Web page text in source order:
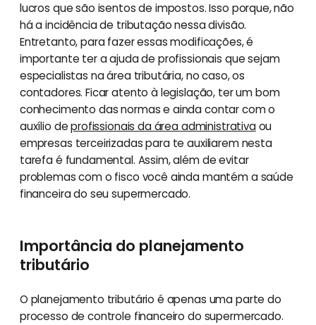
lucros que são isentos de impostos. Isso porque, não
há a incidência de tributação nessa divisão.
Entretanto, para fazer essas modificações, é
importante ter a ajuda de profissionais que sejam
especialistas na área tributária, no caso, os
contadores. Ficar atento à legislação, ter um bom
conhecimento das normas e ainda contar com o
auxílio deprofissionais da área administrativaou
empresas terceirizadas para te auxiliarem nesta
tarefa é fundamental. Assim, além de evitar
problemas com o fisco você ainda mantém a saúde
financeira do seu supermercado.
Importância do planejamento
tributário
O planejamento tributário é apenas uma parte do
processo de controle financeiro do supermercado.